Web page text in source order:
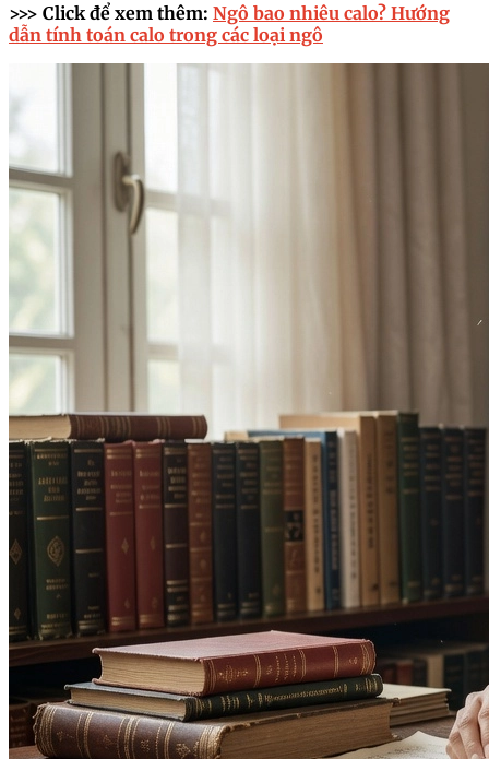
>>> Click để xem thêm: Ngô bao nhiêu calo? Hướng
dẫn tính toán calo trong các loại ngô